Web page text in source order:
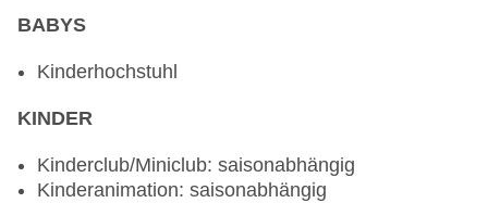
BABYS
Kinderhochstuhl
KINDER
Kinderclub/Miniclub: saisonabhängig
Kinderanimation: saisonabhängig